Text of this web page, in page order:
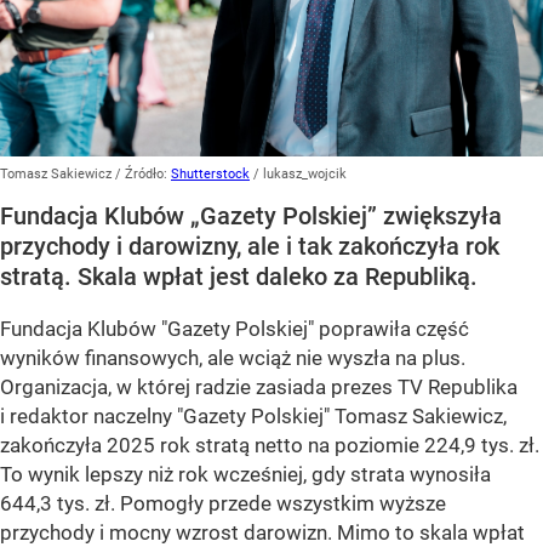
Tomasz Sakiewicz / Źródło: Shutterstock / lukasz_wojcik
Fundacja Klubów „Gazety Polskiej” zwiększyła
przychody i darowizny, ale i tak zakończyła rok
stratą. Skala wpłat jest daleko za Republiką.
Fundacja Klubów "Gazety Polskiej" poprawiła część
wyników finansowych, ale wciąż nie wyszła na plus.
Organizacja, w której radzie zasiada prezes TV Republika
i redaktor naczelny "Gazety Polskiej" Tomasz Sakiewicz,
zakończyła 2025 rok stratą netto na poziomie 224,9 tys. zł.
To wynik lepszy niż rok wcześniej, gdy strata wynosiła
644,3 tys. zł. Pomogły przede wszystkim wyższe
przychody i mocny wzrost darowizn. Mimo to skala wpłat